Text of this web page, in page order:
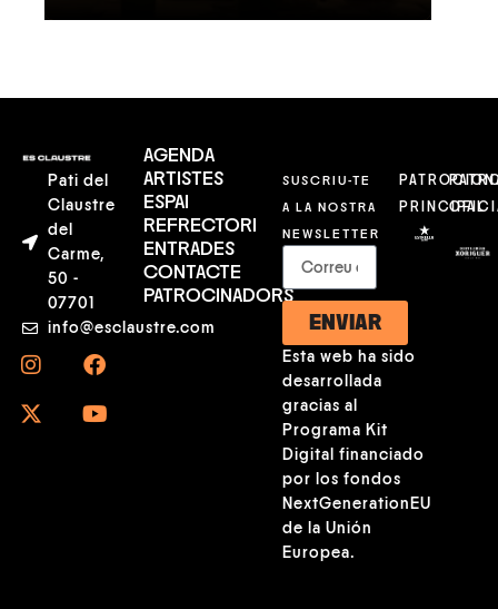
Pati del
Claustre
del
Carme,
50 -
07701
info@esclaustre.com
AGENDA
ARTISTES
ESPAI
REFRECTORI
ENTRADES
CONTACTE
PATROCINADORS
SUSCRIU-TE
A LA NOSTRA
NEWSLETTER
ENVIAR
Esta web ha sido
desarrollada
gracias al
Programa Kit
Digital financiado
por los fondos
NextGenerationEU
de la Unión
Europea.
PRINCIPAL